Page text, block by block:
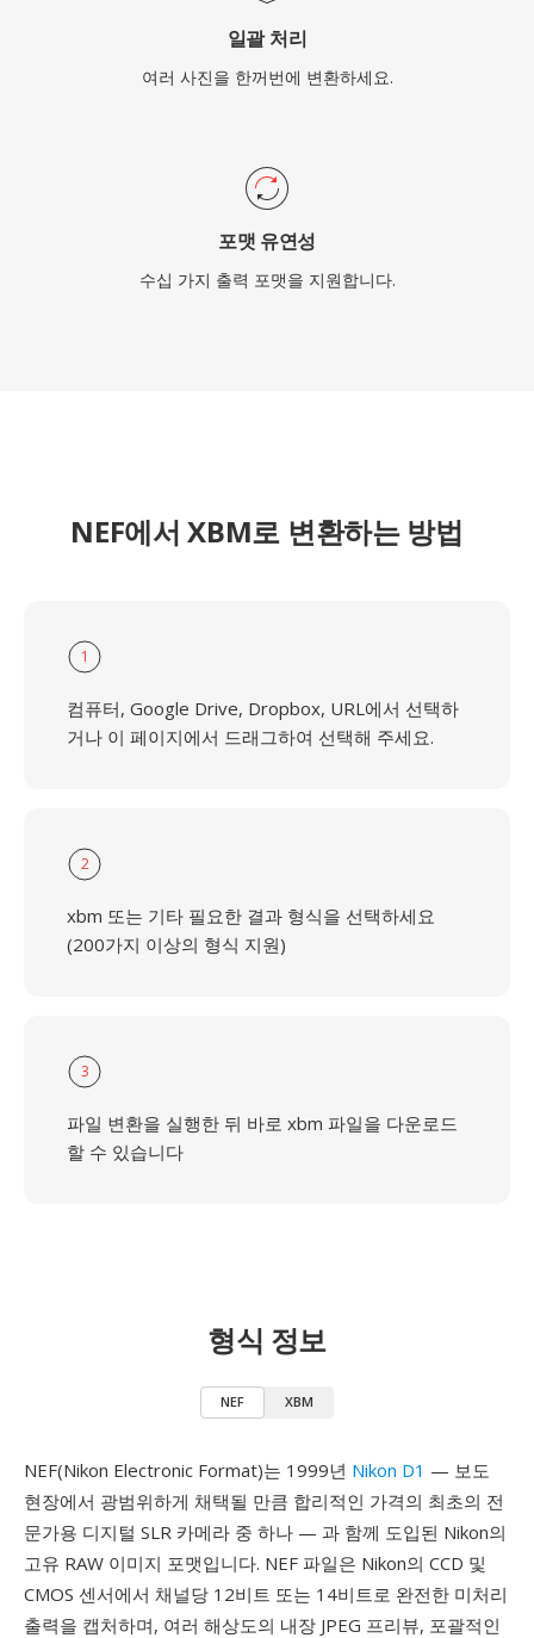
일괄 처리
여러 사진을 한꺼번에 변환하세요.
포맷 유연성
수십 가지 출력 포맷을 지원합니다.
NEF에서 XBM로 변환하는 방법
1
컴퓨터, Google Drive, Dropbox, URL에서 선택하
거나 이 페이지에서 드래그하여 선택해 주세요.
2
xbm 또는 기타 필요한 결과 형식을 선택하세요
(200가지 이상의 형식 지원)
3
파일 변환을 실행한 뒤 바로 xbm 파일을 다운로드
할 수 있습니다
형식 정보
NEF XBM
NEF(Nikon Electronic Format)는 1999년 Nikon D1 — 보도
현장에서 광범위하게 채택될 만큼 합리적인 가격의 최초의 전
문가용 디지털 SLR 카메라 중 하나 — 과 함께 도입된 Nikon의
고유 RAW 이미지 포맷입니다. NEF 파일은 Nikon의 CCD 및
CMOS 센서에서 채널당 12비트 또는 14비트로 완전한 미처리
출력을 캡처하며, 여러 해상도의 내장 JPEG 프리뷰, 포괄적인